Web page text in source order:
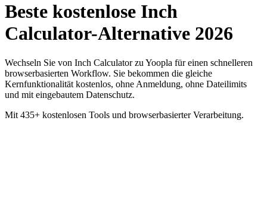
Beste kostenlose Inch
Calculator-Alternative 2026
Wechseln Sie von Inch Calculator zu Yoopla für einen schnelleren
browserbasierten Workflow. Sie bekommen die gleiche
Kernfunktionalität kostenlos, ohne Anmeldung, ohne Dateilimits
und mit eingebautem Datenschutz.
Mit 435+ kostenlosen Tools und browserbasierter Verarbeitung.